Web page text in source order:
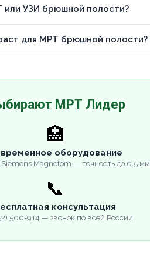
или УЗИ брюшной полости?
для МРТ брюшной полости?
МРТ Лидер
🏥
оборудование
Magnetom — точность до 0.5 мм
📞
консультация
500-914 — звонок по всей России